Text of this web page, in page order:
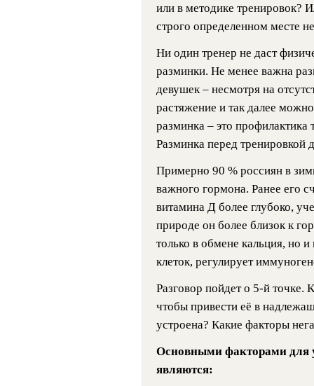
или в методике тренировок?
строго определенном месте
Ни один тренер не даст
разминки. Не менее важна
девушек – несмотря на
растяжение и так далее
разминка – это профилактика
Разминка перед
Примерно 90 % россиян в
важного гормона. Ранее его
витамина Д более глубоко,
природе он более близок к
только в обмене кальция, но
клеток, регулирует
Разговор пойдет о 5-й
чтобы привести её в
устроена? Какие факторы
Основными факторами для
являются: